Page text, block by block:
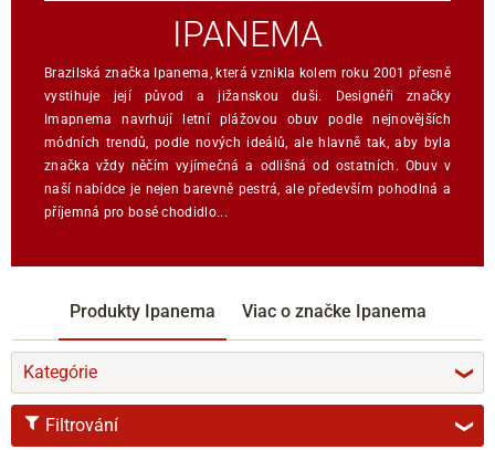
IPANEMA
Brazilská značka Ipanema, která vznikla kolem roku 2001 přesně
vystihuje její původ a jižanskou duši. Designéři značky
Imapnema navrhují letní plážovou obuv podle nejnovějších
módních trendů, podle nových ideálů, ale hlavně tak, aby byla
značka vždy něčím vyjímečná a odlišná od ostatních. Obuv v
naší nabídce je nejen barevně pestrá, ale především pohodlná a
příjemná pro bosé chodidlo...
Produkty Ipanema Viac o značke Ipanema
Kategórie ❯
Filtrování ❯